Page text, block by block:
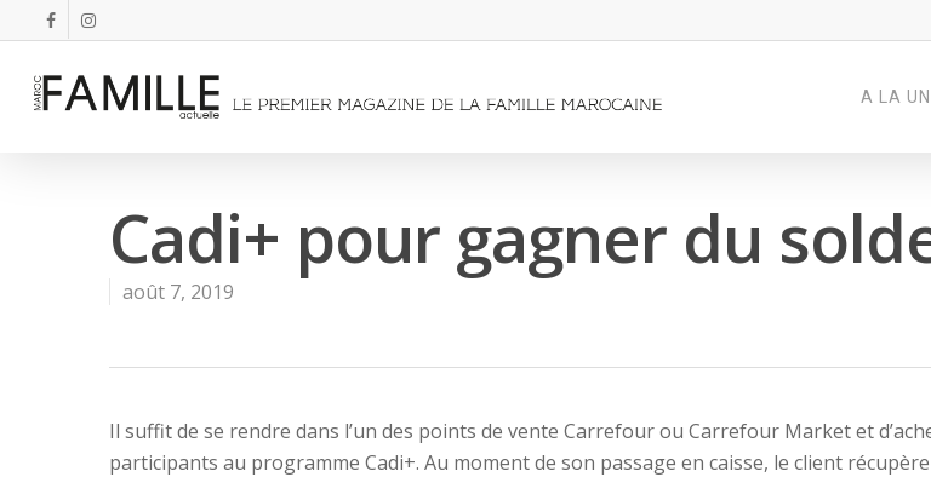
A LA
Cadi+ pour gagner du
août 7, 2019
Il suffit de se rendre dans l’un des points de vente Carrefour ou Carrefour Market et
participants au programme Cadi+. Au moment de son passage en caisse, le client